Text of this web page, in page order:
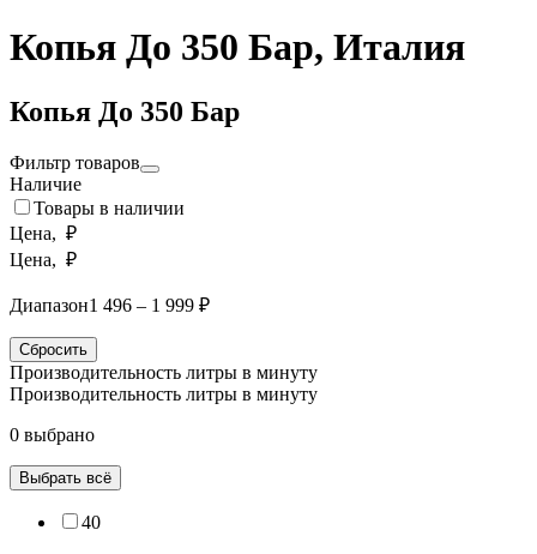
Копья До 350 Бар, Италия
Копья До 350 Бар
Фильтр товаров
Наличие
Товары в наличии
Цена, ₽
Цена, ₽
Диапазон1 496 – 1 999 ₽
Сбросить
Производительность литры в минуту
Производительность литры в минуту
0 выбрано
Выбрать всё
40